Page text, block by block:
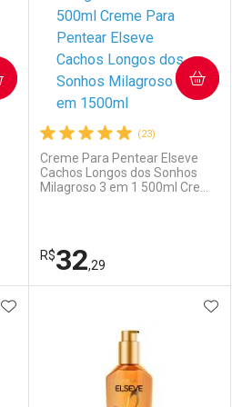
(23)
Creme Para Pentear Elseve
Cachos Longos dos Sonhos
Milagroso 3 em 1 500ml Creme
R$32,29
COMPRAR
Laboratório
Por Menos
ADICIONAR AOS FAVORITOS